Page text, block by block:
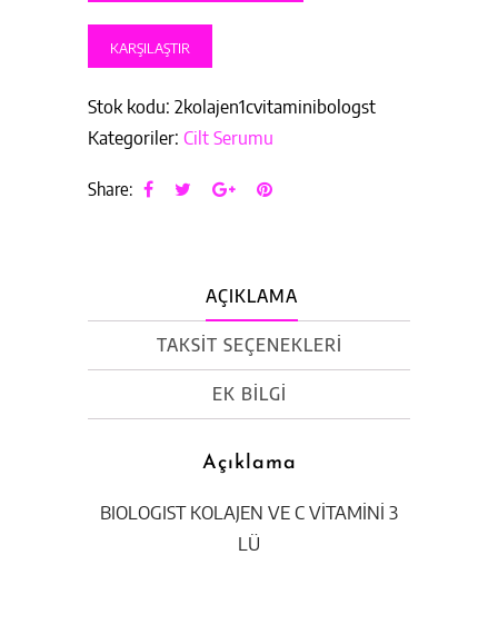
adet
KARŞILAŞTIR
Stok kodu: 2kolajen1cvitaminibologst
Kategoriler: Cilt Serumu
Share:
AÇIKLAMA
TAKSIT SEÇENEKLERI
EK BILGI
Açıklama
BIOLOGIST KOLAJEN VE C VİTAMİNİ 3
LÜ